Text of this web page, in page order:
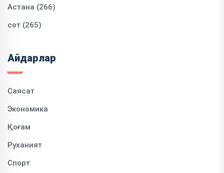
Астана (266)
сот (265)
Айдарлар
Саясат
Экономика
Қоғам
Руханият
Спорт